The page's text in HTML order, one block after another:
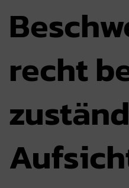
recht